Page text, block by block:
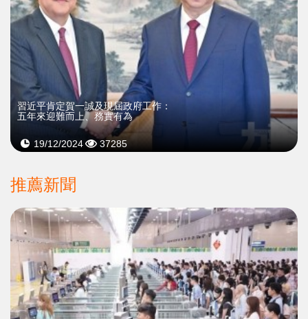
習近平肯定賀一誠及現屆政府工作：
五年來迎難而上、務實有為
19/12/2024 37285
推薦新聞